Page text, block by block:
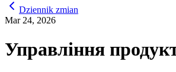
Dziennik zmian
Mar 24, 2026
Управління